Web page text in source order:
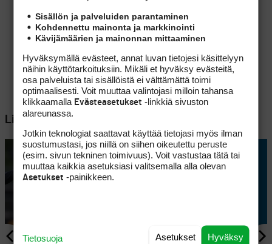
Lisää aiheesta
Sisällön ja palveluiden parantaminen
Kohdennettu mainonta ja markkinointi
Kävijämäärien ja mainonnan mittaaminen
Hyväksymällä evästeet, annat luvan tietojesi käsittelyyn
näihin käyttötarkoituksiin. Mikäli et hyväksy evästeitä,
osa palveluista tai sisällöistä ei välttämättä toimi
optimaalisesti. Voit muuttaa valintojasi milloin tahansa
klikkaamalla Evästeasetukset -linkkiä sivuston
alareunassa.
Jotkin teknologiat saattavat käyttää tietojasi myös ilman
suostumustasi, jos niillä on siihen oikeutettu peruste
(esim. sivun tekninen toimivuus). Voit vastustaa tätä tai
muuttaa kaikkia asetuksiasi valitsemalla alla olevan
Asetukset -painikkeen.
Hyväksy
Asetukset
Tietosuoja